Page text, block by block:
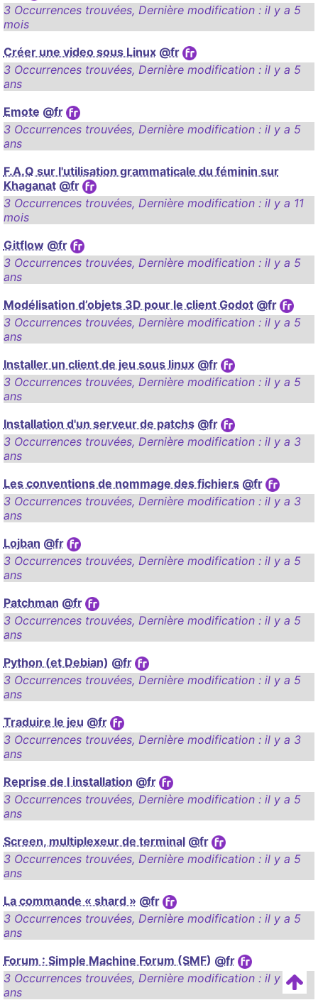
3 Occurrences trouvées, Dernière modification : il y a 5
mois
Créer une video sous Linux @fr
3 Occurrences trouvées, Dernière modification : il y a 5
ans
Emote @fr
3 Occurrences trouvées, Dernière modification : il y a 5
ans
F.A.Q sur l'utilisation grammaticale du féminin sur
Khaganat @fr
3 Occurrences trouvées, Dernière modification : il y a 11
mois
Gitflow @fr
3 Occurrences trouvées, Dernière modification : il y a 5
ans
Modélisation d’objets 3D pour le client Godot @fr
3 Occurrences trouvées, Dernière modification : il y a 5
ans
Installer un client de jeu sous linux @fr
3 Occurrences trouvées, Dernière modification : il y a 5
ans
Installation d'un serveur de patchs @fr
3 Occurrences trouvées, Dernière modification : il y a 3
ans
Les conventions de nommage des fichiers @fr
3 Occurrences trouvées, Dernière modification : il y a 3
ans
Lojban @fr
3 Occurrences trouvées, Dernière modification : il y a 5
ans
Patchman @fr
3 Occurrences trouvées, Dernière modification : il y a 5
ans
Python (et Debian) @fr
3 Occurrences trouvées, Dernière modification : il y a 5
ans
Traduire le jeu @fr
3 Occurrences trouvées, Dernière modification : il y a 3
ans
Reprise de l installation @fr
3 Occurrences trouvées, Dernière modification : il y a 5
ans
Screen, multiplexeur de terminal @fr
3 Occurrences trouvées, Dernière modification : il y a 5
ans
La commande « shard » @fr
3 Occurrences trouvées, Dernière modification : il y a 5
ans
Forum : Simple Machine Forum (SMF) @fr
3 Occurrences trouvées, Dernière modification : il y a 2
ans